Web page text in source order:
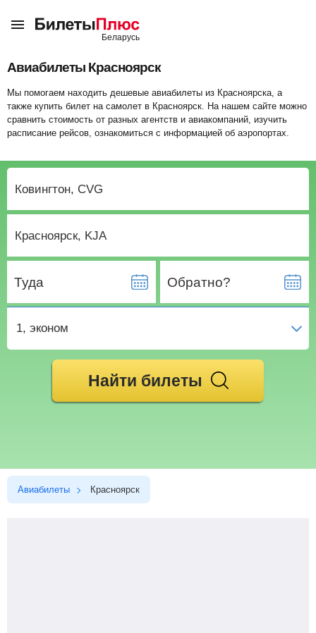
Авиабилеты Красноярск
Мы помогаем находить дешевые авиабилеты из Красноярска, а
также купить билет на самолет в Красноярск. На нашем сайте можно
сравнить стоимость от разных агентств и авиакомпаний, изучить
расписание рейсов, ознакомиться с информацией об аэропортах.
Туда Обратно?
1, эконом
Найти билеты
Авиабилеты Красноярск